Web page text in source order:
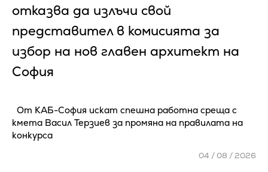
отказва да излъчи свой
представител в комисията за
избор на нов главен архитект на
София
От КАБ-София искат спешна работна среща с
кмета Васил Терзиев за промяна на правилата на
конкурса
04 / 08 / 2026